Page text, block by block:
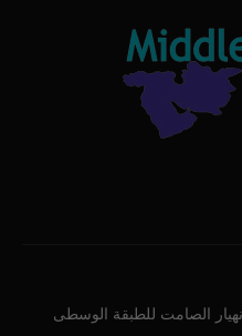
الصامت للطبقة الوسطى